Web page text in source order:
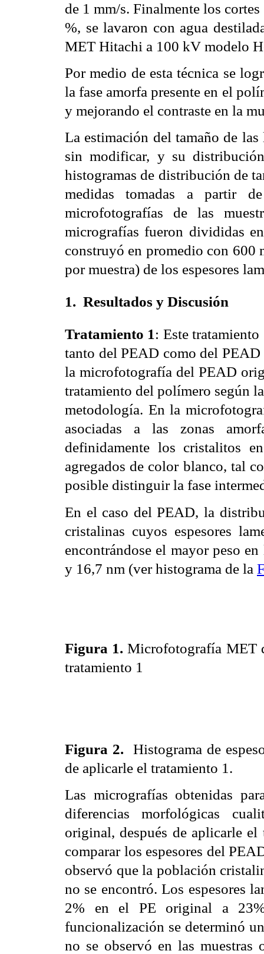
de 1 mm/s. Finalmente los
%, se lavaron con agua
MET Hitachi a 100 kV modelo
Por medio de esta técnica se
la fase amorfa presente en el
y mejorando el contraste en la
La estimación del tamaño de
sin modificar, y su
histogramas de distribución de
medidas tomadas a partir
microfotografías de las
micrografías fueron divididas
construyó en promedio con 600
por muestra) de los espesores
1. Resultados y Discusión
Tratamiento 1: Este
tanto del PEAD como del
la microfotografía del PEAD
tratamiento del polímero según
metodología. En la
asociadas a las zonas
definidamente los cristalitos
agregados de color blanco, tal
posible distinguir la fase
En el caso del PEAD, la
cristalinas cuyos espesores
encontrándose el mayor peso
y 16,7 nm (ver histograma de la
Figura 1. Microfotografía MET
tratamiento 1
Figura 2.
Histograma de
de aplicarle el tratamiento 1.
Las micrografías obtenidas
diferencias morfológicas
original, después de aplicarle
comparar los espesores del
observó que la población
no se encontró. Los espesores
2% en el PE original a
funcionalización se determinó
no se observó en las muestras